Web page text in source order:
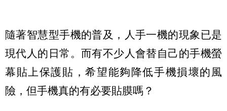
隨著智慧型手機的普及，人手一機的現象已是
現代人的日常。而有不少人會替自己的手機螢
幕貼上保護貼，希望能夠降低手機損壞的風
險，但手機真的有必要貼膜嗎？